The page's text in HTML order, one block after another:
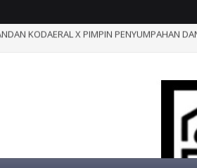
XXII/Tambun Bungai Matangkan